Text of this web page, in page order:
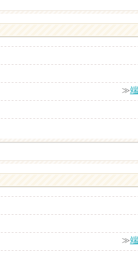
≫
≫